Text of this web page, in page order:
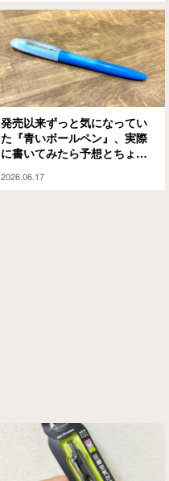
発売以来ずっと気になってい
た『青いボールペン』、実際
に書いてみたら予想とちょっ
2026.06.17